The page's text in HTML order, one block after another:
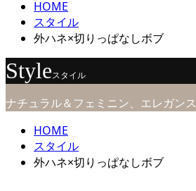
HOME
スタイル
外ハネ×切りっぱなしボブ
Styleスタイル
ナチュラル＆フェミニン、エレガン
HOME
スタイル
外ハネ×切りっぱなしボブ